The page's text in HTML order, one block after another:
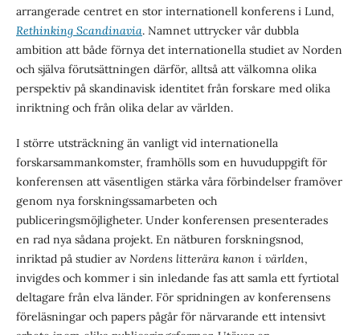
arrangerade centret en stor internationell konferens i Lund,
Rethinking Scandinavia. Namnet uttrycker vår dubbla
ambition att både förnya det internationella studiet av Norden
och själva förutsättningen därför, alltså att välkomna olika
perspektiv på skandinavisk identitet från forskare med olika
inriktning och från olika delar av världen.
I större utsträckning än vanligt vid internationella
forskarsammankomster, framhölls som en huvuduppgift för
konferensen att väsentligen stärka våra förbindelser framöver
genom nya forskningssamarbeten och
publiceringsmöjligheter. Under konferensen presenterades
en rad nya sådana projekt. En nätburen forskningsnod,
inriktad på studier av Nordens litterära kanon i världen,
invigdes och kommer i sin inledande fas att samla ett fyrtiotal
deltagare från elva länder. För spridningen av konferensens
föreläsningar och papers pågår för närvarande ett intensivt